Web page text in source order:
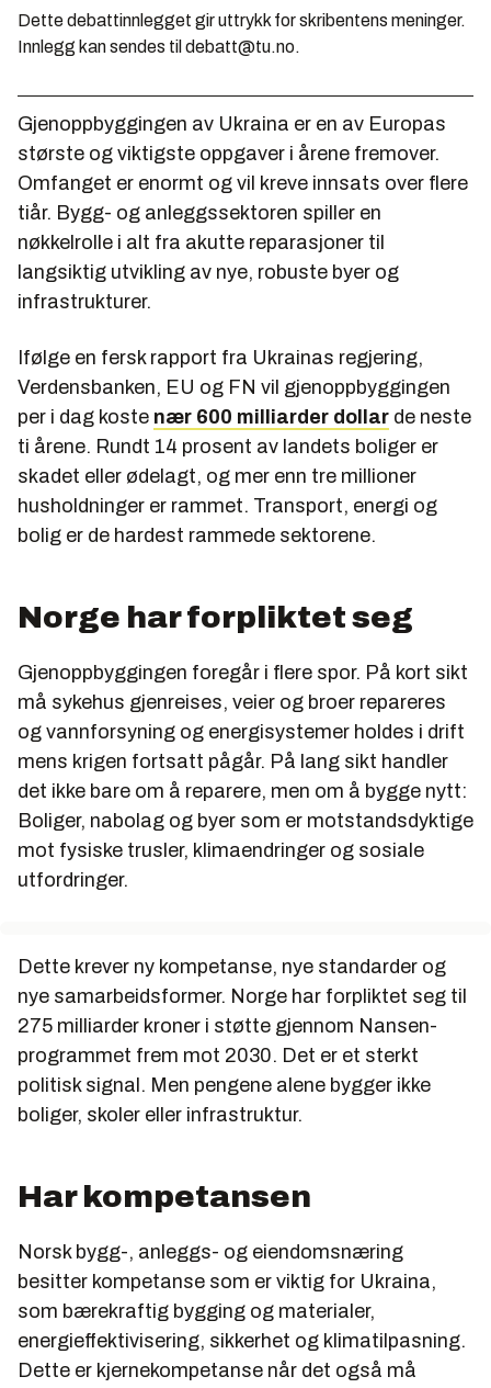
Dette debattinnlegget gir uttrykk for skribentens meninger.
Innlegg kan sendes til debatt@tu.no.
Gjenoppbyggingen av Ukraina er en av Europas
største og viktigste oppgaver i årene fremover.
Omfanget er enormt og vil kreve innsats over flere
tiår. Bygg- og anleggssektoren spiller en
nøkkelrolle i alt fra akutte reparasjoner til
langsiktig utvikling av nye, robuste byer og
infrastrukturer.
Ifølge en fersk rapport fra Ukrainas regjering,
Verdensbanken, EU og FN vil gjenoppbyggingen
per i dag koste nær 600 milliarder dollar de neste
ti årene. Rundt 14 prosent av landets boliger er
skadet eller ødelagt, og mer enn tre millioner
husholdninger er rammet. Transport, energi og
bolig er de hardest rammede sektorene.
Norge har forpliktet seg
Gjenoppbyggingen foregår i flere spor. På kort sikt
må sykehus gjenreises, veier og broer repareres
og vannforsyning og energisystemer holdes i drift
mens krigen fortsatt pågår. På lang sikt handler
det ikke bare om å reparere, men om å bygge nytt:
Boliger, nabolag og byer som er motstandsdyktige
mot fysiske trusler, klimaendringer og sosiale
utfordringer.
Dette krever ny kompetanse, nye standarder og
nye samarbeidsformer. Norge har forpliktet seg til
275 milliarder kroner i støtte gjennom Nansen-
programmet frem mot 2030. Det er et sterkt
politisk signal. Men pengene alene bygger ikke
boliger, skoler eller infrastruktur.
Har kompetansen
Norsk bygg-, anleggs- og eiendomsnæring
besitter kompetanse som er viktig for Ukraina,
som bærekraftig bygging og materialer,
energieffektivisering, sikkerhet og klimatilpasning.
Dette er kjernekompetanse når det også må